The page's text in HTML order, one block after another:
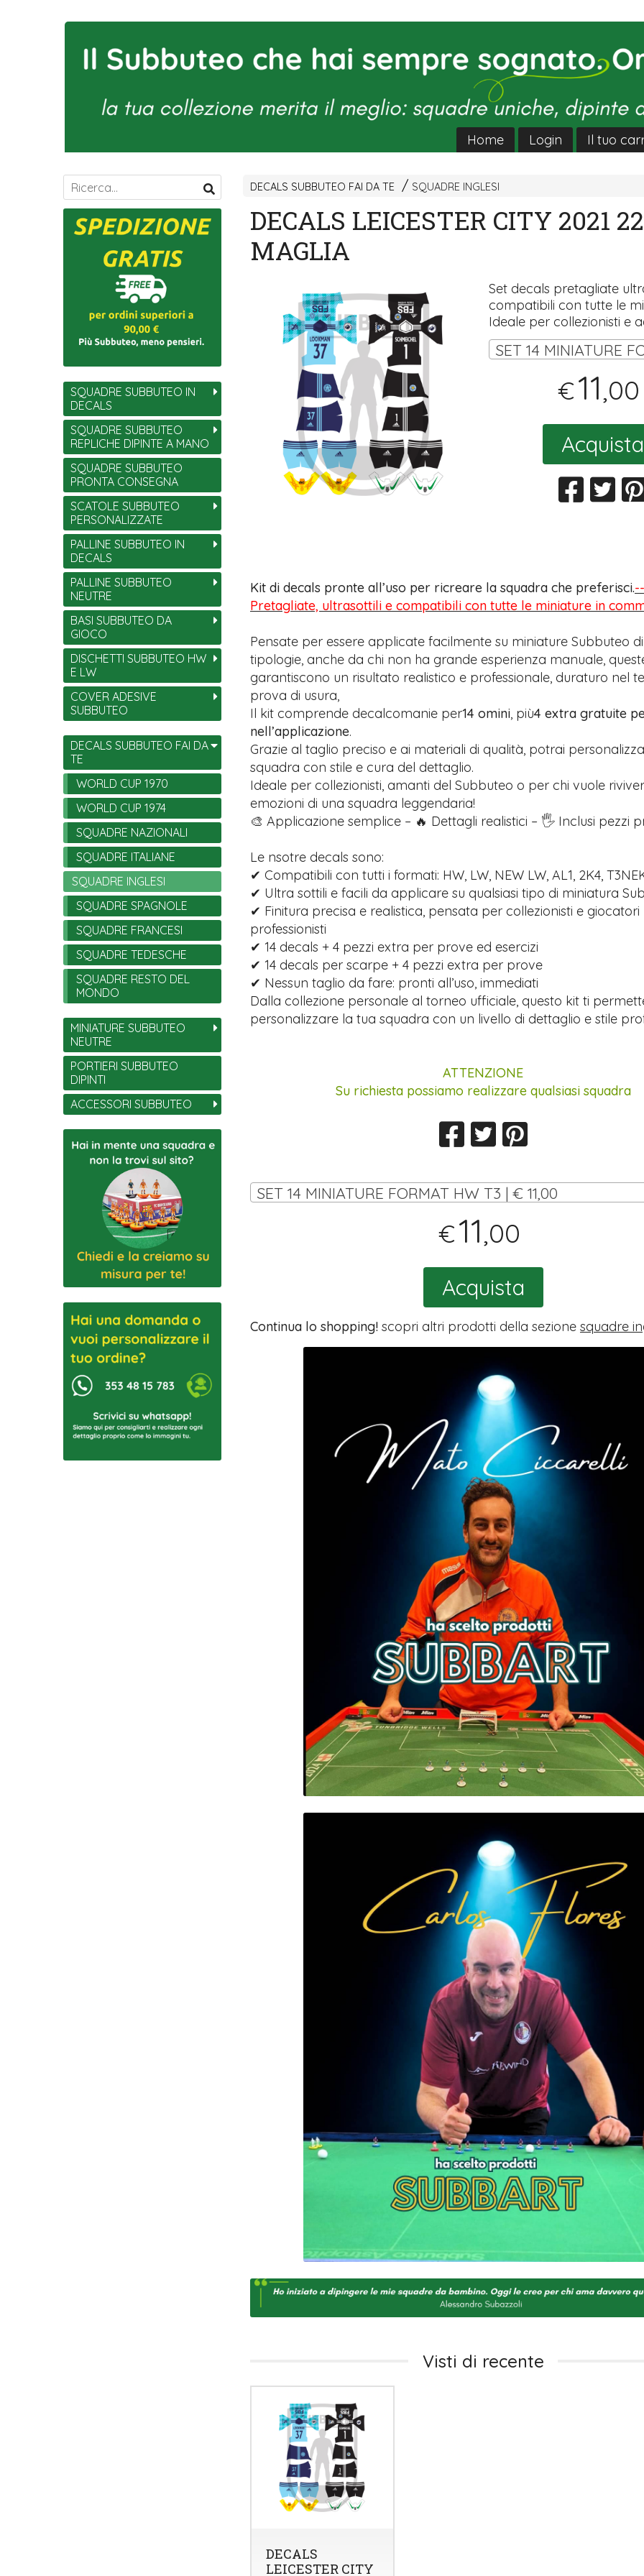
Home Login Il tuo
DECALS SUBBUTEO FAI DA TE SQUADRE INGLESI
DECALS LEICESTER CITY 2021
MAGLIA
Set decals pretagliate
compatibili con tutte le
Ideale per collezionisti e
€11,00
Acquista
Kit di decals pronte all’uso per ricreare la squadra che preferisci.
Pretagliate, ultrasottili e compatibili con tutte le miniature in
Pensate per essere applicate facilmente su miniature Subbuteo
tipologie, anche da chi non ha grande esperienza manuale,
garantiscono un risultato realistico e professionale, duraturo nel
prova di usura,
Il kit comprende decalcomanie per14 omini, più4 extra gratuite
nell’applicazione.
Grazie al taglio preciso e ai materiali di qualità, potrai
squadra con stile e cura del dettaglio.
Ideale per collezionisti, amanti del Subbuteo o per chi vuole
emozioni di una squadra leggendaria!
🎨 Applicazione semplice – 🔥 Dettagli realistici – 🖐️ Inclusi pezzi
Le nsotre decals sono:
✔ Compatibili con tutti i formati: HW, LW, NEW LW, AL1, 2K4,
✔ Ultra sottili e facili da applicare su qualsiasi tipo di miniatura
✔ Finitura precisa e realistica, pensata per collezionisti e giocatori
professionisti
✔ 14 decals + 4 pezzi extra per prove ed esercizi
✔ 14 decals per scarpe + 4 pezzi extra per prove
✔ Nessun taglio da fare: pronti all’uso, immediati
Dalla collezione personale al torneo ufficiale, questo kit ti
personalizzare la tua squadra con un livello di dettaglio e stile
ATTENZIONE
Su richiesta possiamo realizzare qualsiasi squadra
SET 14 MINIATURE FORMAT HW T3 | € 11,00
€11,00
Acquista
Continua lo shopping!scopri altri prodotti della sezione squadre
Visti di recente
DECALS
LEICESTER CITY
SQUADRE SUBBUTEO IN
DECALS
SQUADRE SUBBUTEO
REPLICHE DIPINTE A MANO
SQUADRE SUBBUTEO
PRONTA CONSEGNA
SCATOLE SUBBUTEO
PERSONALIZZATE
PALLINE SUBBUTEO IN
DECALS
PALLINE SUBBUTEO
NEUTRE
BASI SUBBUTEO DA
GIOCO
DISCHETTI SUBBUTEO HW
E LW
COVER ADESIVE
SUBBUTEO
DECALS SUBBUTEO FAI DA
TE
WORLD CUP 1970
WORLD CUP 1974
SQUADRE NAZIONALI
SQUADRE ITALIANE
SQUADRE INGLESI
SQUADRE SPAGNOLE
SQUADRE FRANCESI
SQUADRE TEDESCHE
SQUADRE RESTO DEL
MONDO
MINIATURE SUBBUTEO
NEUTRE
PORTIERI SUBBUTEO
DIPINTI
ACCESSORI SUBBUTEO